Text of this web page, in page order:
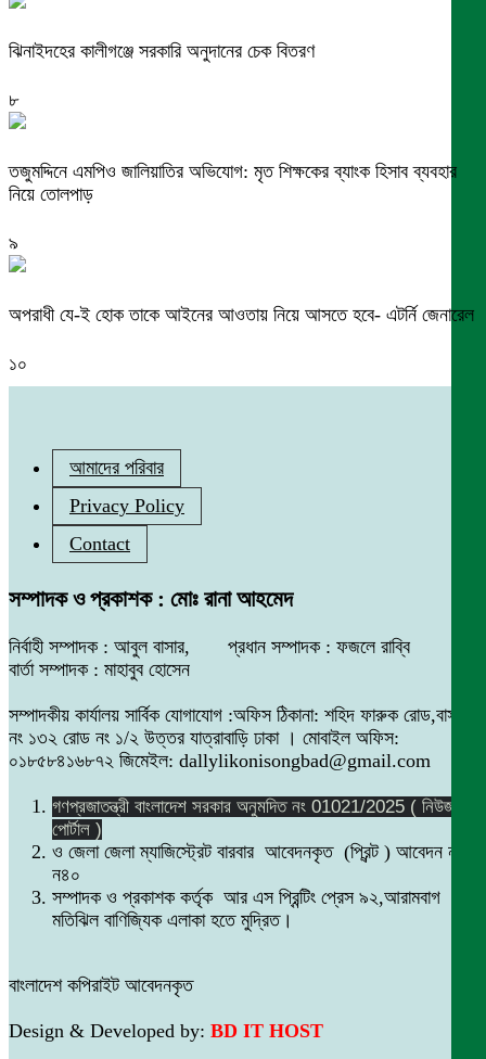
ঝিনাইদহের কালীগঞ্জে সরকারি অনুদানের চেক বিতরণ
৮
তজুমদ্দিনে এমপিও জালিয়াতির অভিযোগ: মৃত শিক্ষকের ব্যাংক হিসাব ব্যবহার
নিয়ে তোলপাড়
৯
অপরাধী যে-ই হোক তাকে আইনের আওতায় নিয়ে আসতে হবে- এটর্নি জেনারেল
১০
আমাদের পরিবার
Privacy Policy
Contact
সম্পাদক ও প্রকাশক : মোঃ রানা আহমেদ
নির্বাহী সম্পাদক : আবুল বাসার, প্রধান সম্পাদক : ফজলে রাব্বি
বার্তা সম্পাদক : মাহাবুব হোসেন
সম্পাদকীয় কার্যালয় সার্বিক যোগাযোগ :অফিস ঠিকানা: শহিদ ফারুক রোড,বাসা
নং ১৩২ রোড নং ১/২ উত্তর যাত্রাবাড়ি ঢাকা । মোবাইল অফিস:
০১৮৫৮৪১৬৮৭২ জিমেইল: dallylikonisongbad@gmail.com
গণপ্রজাতন্ত্রী বাংলাদেশ সরকার অনুমদিত নং 01021/2025 ( নিউজ
পোর্টাল )
ও জেলা জেলা ম্যাজিস্ট্রেট বারবার আবেদনকৃত (প্রিন্ট ) আবেদন নং
ন৪০
সম্পাদক ও প্রকাশক কর্তৃক আর এস প্রিন্টিং প্রেস ৯২,আরামবাগ
মতিঝিল বাণিজ্যিক এলাকা হতে মুদ্রিত।
বাংলাদেশ কপিরাইট আবেদনকৃত
Design & Developed by: BD IT HOST